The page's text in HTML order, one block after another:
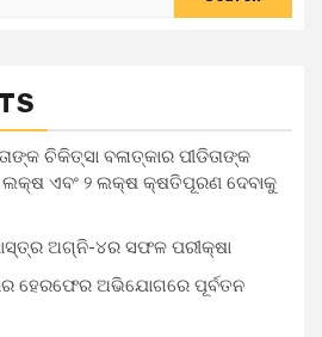
ଚିକିତ୍ସା ବଳାତ୍କାର ପୀଡିତାଙ୍କ
ଏବଂ ୨ ଲକ୍ଷ କ୍ଷତିପୂରଣ ଦେବାକୁ
ଅଗ୍ନି-୪ର ସଫଳ ପରୀକ୍ଷା
ହେରଫେର ଅଭିଯୋଗରେ ପୂର୍ବତନ